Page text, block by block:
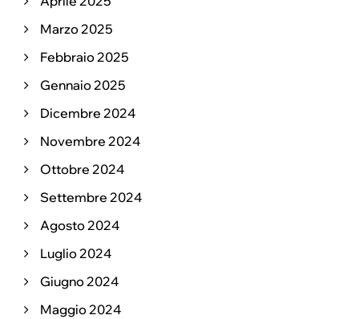
Marzo 2025
Febbraio 2025
Gennaio 2025
Dicembre 2024
Novembre 2024
Ottobre 2024
Settembre 2024
Agosto 2024
Luglio 2024
Giugno 2024
Maggio 2024